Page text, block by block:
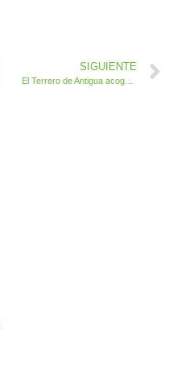
SIGUIENTE
El Terrero de Antigua acoge la Gran Final entre los clubs de lucha Maxorata y el Unión Antigua